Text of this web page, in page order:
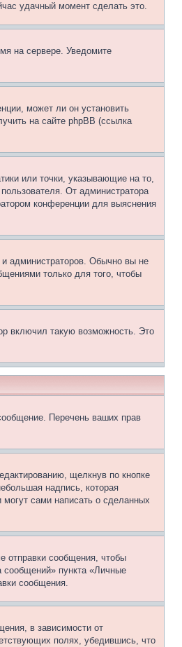
удачный момент сделать это.
на сервере. Уведомите
может ли он установить
на сайте phpBB (ссылка
или точки, указывающие на то,
От администратора
конференции для выяснения
администраторов. Обычно вы не
только для того, чтобы
включил такую возможность. Это
Перечень ваших прав
щелкнув по кнопке
надпись, которая
сами написать о сделанных
отправки сообщения, чтобы
пункта «Личные
сообщения.
в зависимости от
полях, убедившись, что